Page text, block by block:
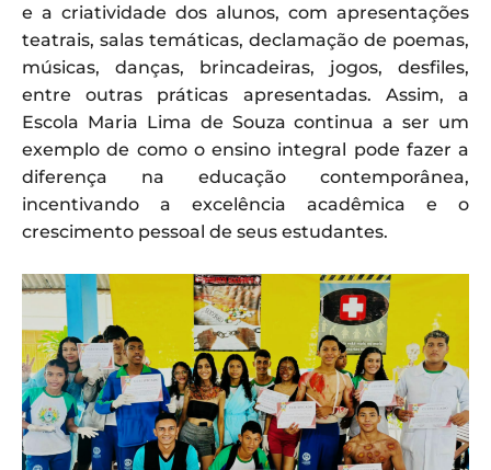
e a criatividade dos alunos, com apresentações
teatrais, salas temáticas, declamação de poemas,
músicas, danças, brincadeiras, jogos, desfiles,
entre outras práticas apresentadas. Assim, a
Escola Maria Lima de Souza continua a ser um
exemplo de como o ensino integral pode fazer a
diferença na educação contemporânea,
incentivando a excelência acadêmica e o
crescimento pessoal de seus estudantes.